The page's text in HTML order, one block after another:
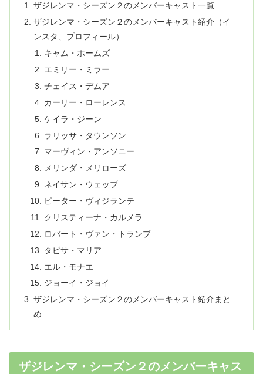
ザジレンマ・シーズン２のメンバーキャスト一覧
ザジレンマ・シーズン２のメンバーキャスト紹介（イ
ンスタ、プロフィール）
キャム・ホームズ
エミリー・ミラー
チェイス・デムア
カーリー・ローレンス
ケイラ・ジーン
ラリッサ・タウンソン
マーヴィン・アンソニー
メリンダ・メリローズ
ネイサン・ウェッブ
ピーター・ヴィジランテ
クリスティーナ・カルメラ
ロバート・ヴァン・トランプ
タビサ・マリア
エル・モナエ
ジョーイ・ジョイ
ザジレンマ・シーズン２のメンバーキャスト紹介まと
め
ザジレンマ・シーズン２のメンバーキャス